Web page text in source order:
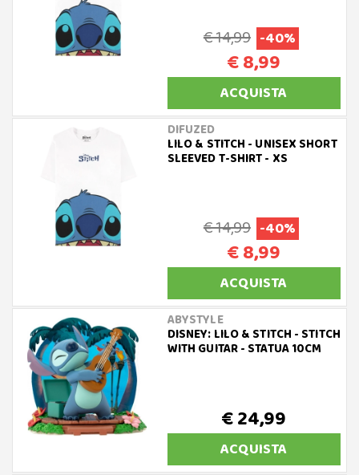
€ 14,99 -40%
€ 8,99
ACQUISTA
DIFUZED
LILO & STITCH - UNISEX SHORT
SLEEVED T-SHIRT - XS
€ 14,99 -40%
€ 8,99
ACQUISTA
ABYSTYLE
DISNEY: LILO & STITCH - STITCH
WITH GUITAR - STATUA 10CM
€ 24,99
ACQUISTA